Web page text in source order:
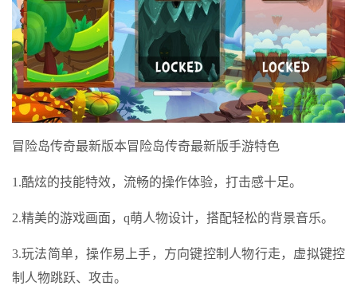
冒险岛传奇最新版本冒险岛传奇最新版手游特色
1.酷炫的技能特效，流畅的操作体验，打击感十足。
2.精美的游戏画面，q萌人物设计，搭配轻松的背景音乐。
3.玩法简单，操作易上手，方向键控制人物行走，虚拟键控
制人物跳跃、攻击。